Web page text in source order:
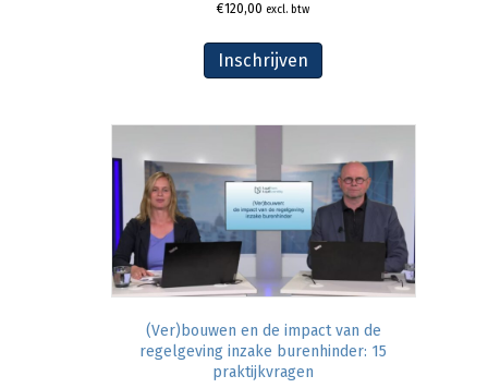
€120,00 excl. btw
Inschrijven
(Ver)bouwen en de impact van de
regelgeving inzake burenhinder: 15
praktijkvragen